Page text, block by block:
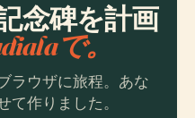
念碑を計画
で。
ラウザに旅程。あな
作りました。